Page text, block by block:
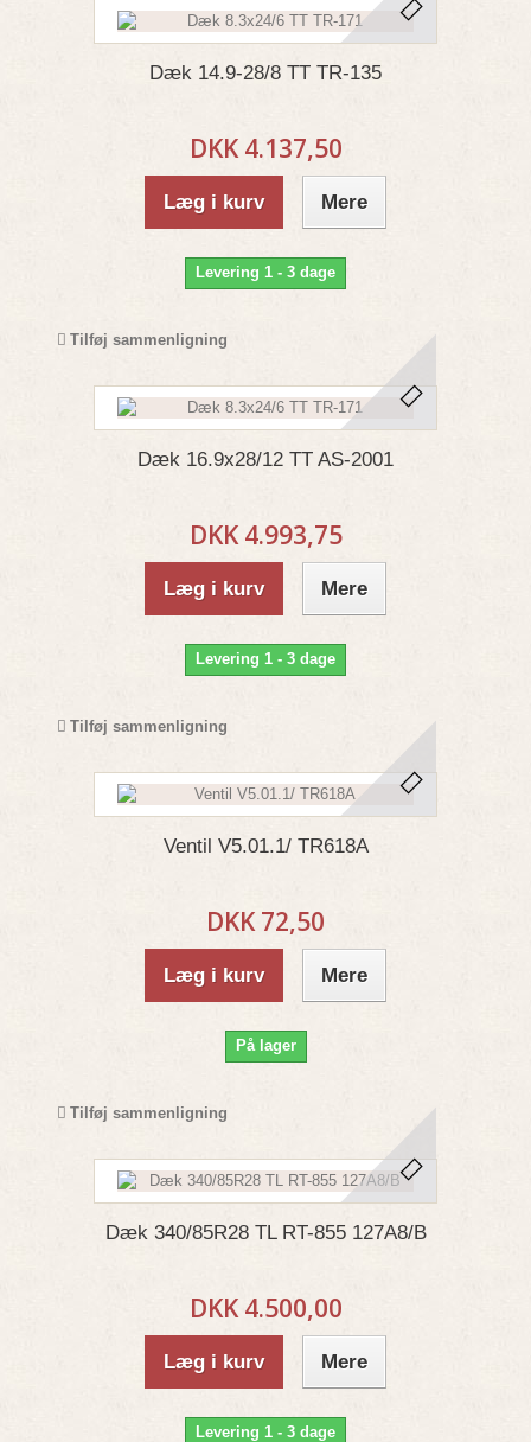
Dæk 14.9-28/8 TT TR-135
DKK 4.137,50
Læg i kurv Mere
Levering 1 - 3 dage
Tilføj sammenligning
Dæk 16.9x28/12 TT AS-2001
DKK 4.993,75
Læg i kurv Mere
Levering 1 - 3 dage
Tilføj sammenligning
Ventil V5.01.1/ TR618A
DKK 72,50
Læg i kurv Mere
På lager
Tilføj sammenligning
Dæk 340/85R28 TL RT-855 127A8/B
DKK 4.500,00
Læg i kurv Mere
Levering 1 - 3 dage